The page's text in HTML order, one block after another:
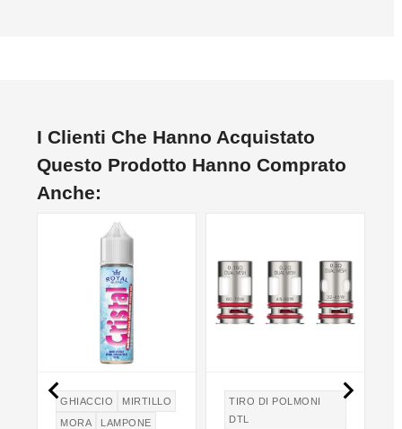
I Clienti Che Hanno Acquistato
Questo Prodotto Hanno Comprato
Anche:
GHIACCIO
MIRTILLO
MORA
LAMPONE
TIRO DI POLMONI
DTL
 